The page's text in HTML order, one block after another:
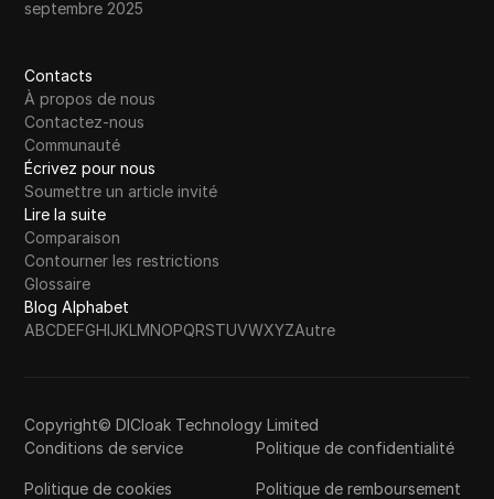
septembre 2025
Contacts
À propos de nous
Contactez-nous
Communauté
Écrivez pour nous
Soumettre un article invité
Lire la suite
Comparaison
Contourner les restrictions
Glossaire
Blog Alphabet
ABCDEFGH JKLM NOPQRSTUVWXYZAutre
Copyright© DICloak Technology Limited
Conditions de service
Politique de confidentialité
Politique de cookies Politique de remboursement